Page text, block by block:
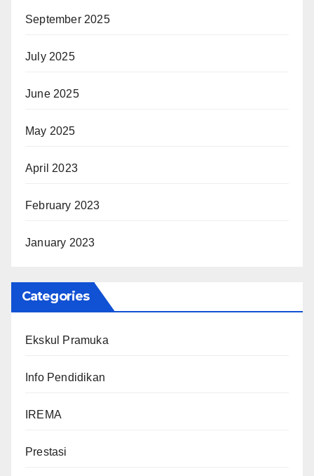
September 2025
July 2025
June 2025
May 2025
April 2023
February 2023
January 2023
Categories
Ekskul Pramuka
Info Pendidikan
IREMA
Prestasi